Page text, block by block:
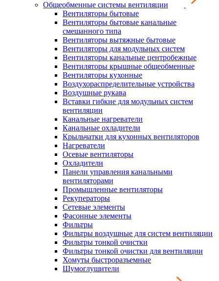
Общеобменные системы вентиляции
Вентиляторы бытовые
Вентиляторы бытовые канальные
смешанного типа
Вентиляторы вытяжные бытовые
Вентиляторы для модульных систем
Вентиляторы канальные центробежные
Вентиляторы крышные общеобменные
Вентиляторы кухонные
Воздухораспределительные устройства
Воздушные рукава
Вставки гибкие для модульных систем
вентиляции
Канальные нагреватели
Канальные охладители
Крыльчатки для кухонных вентиляторов
Нагреватели
Осевые вентиляторы
Охладители
Панели управления канальными
вентиляторами
Промышленные вентиляторы
Рекуператоры
Сетевые элементы
Фасонные элементы
Фильтры
Фильтры воздушные для систем вентиляции
Фильтры тонкой очистки
Фильтры тонкой очистки для вентиляции
Хомуты быстроразъемные
Шумоглушители